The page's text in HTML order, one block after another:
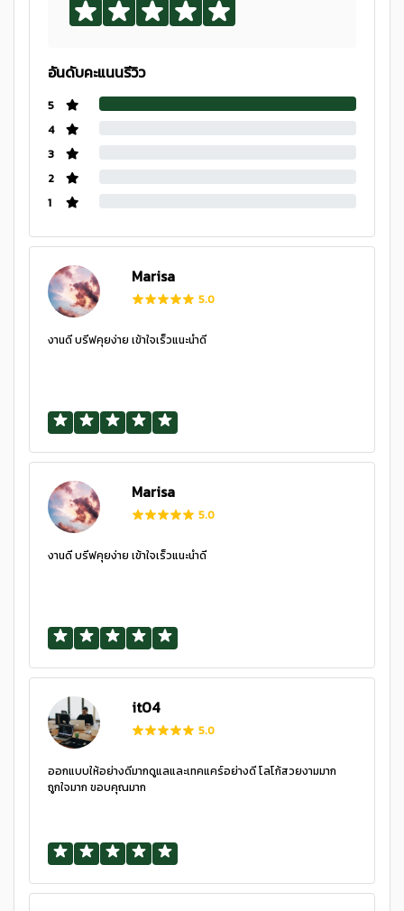
อันดับคะแนนรีวิว
5
4
3
2
1
Marisa
5.0
งานดี บรีฟคุยง่าย เข้าใจเร็วแนะนำดี
Marisa
5.0
งานดี บรีฟคุยง่าย เข้าใจเร็วแนะนำดี
it04
5.0
ออกแบบให้อย่างดีมากดูแลและเทคแคร์อย่างดี โลโก้สวยงามมาก
ถูกใจมาก ขอบคุณมาก